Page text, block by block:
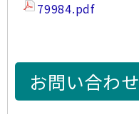
79984.pdf
お問い合わせ